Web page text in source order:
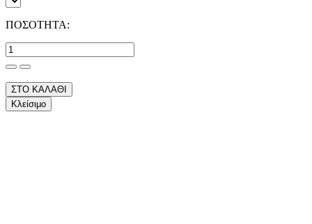
ΠΟΣΟΤΗΤΑ:
ΣΤΟ ΚΑΛΑΘΙ
Κλείσιμο